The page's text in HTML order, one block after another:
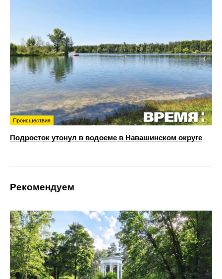
Происшествия
Подросток утонул в водоеме в Навашинском округе
Рекомендуем